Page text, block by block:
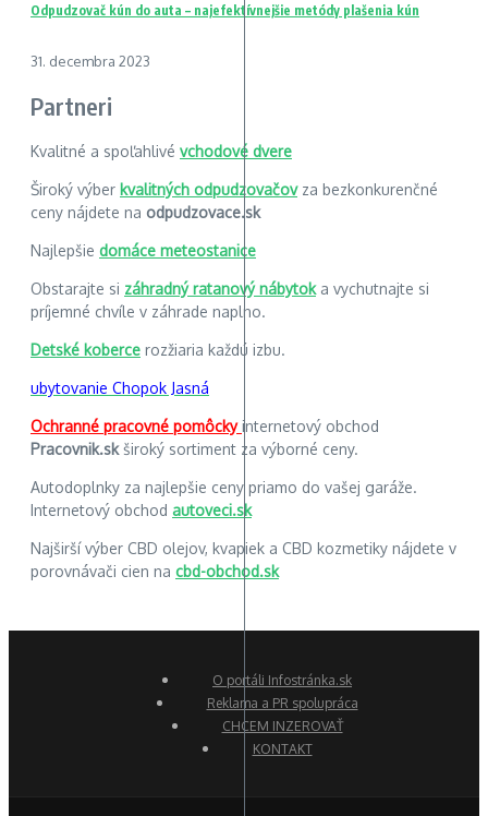
Odpudzovač kún do auta – najefektívnejšie metódy plašenia kún
31. decembra 2023
Partneri
Kvalitné a spoľahlivé vchodové dvere
Široký výber kvalitných odpudzovačovza bezkonkurenčné
ceny nájdete na odpudzovace.sk
Najlepšie domáce meteostanice
Obstarajte si záhradný ratanový nábytoka vychutnajte si
príjemné chvíle v záhrade naplno.
Detské koberce rozžiaria každú izbu.
ubytovanie Chopok Jasná
Ochranné pracovné pomôckyinternetový obchod
Pracovnik.skširoký sortiment za výborné ceny.
Autodoplnky za najlepšie ceny priamo do vašej garáže.
Internetový obchod autoveci.sk
Najširší výber CBD olejov, kvapiek a CBD kozmetiky nájdete v
porovnávači cien na cbd-obchod.sk
O portáli Infostránka.sk
Reklama a PR spolupráca
CHCEM INZEROVAŤ
KONTAKT